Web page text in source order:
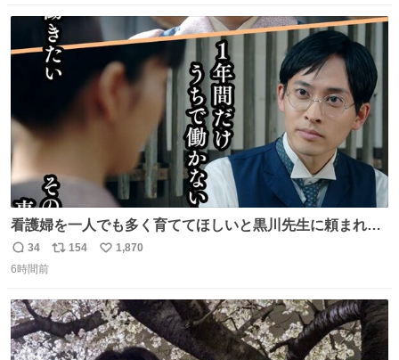
ト
数
数
看護婦を一人でも多く育ててほしいと黒川先生に頼まれ、
１年間だけ黒川病院で働くことにしたりん。 直美はその１
年間で恵風看護婦会を立て直すと話しました。 👇このシー
る 見上愛 上坂樹里 平埜生成
返
信
34
リ
ト
数
154
い
数
1,870
6時間前